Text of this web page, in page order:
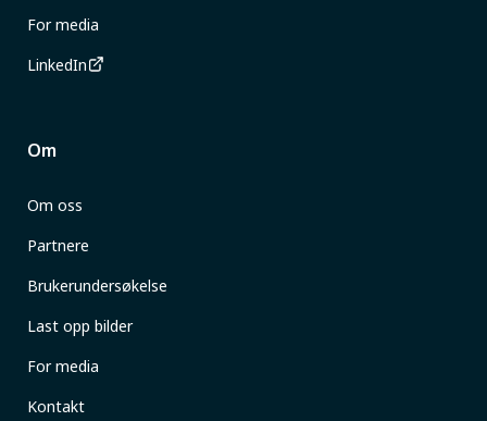
For media
LinkedIn
Om
Om oss
Partnere
Brukerundersøkelse
Last opp bilder
For media
Kontakt